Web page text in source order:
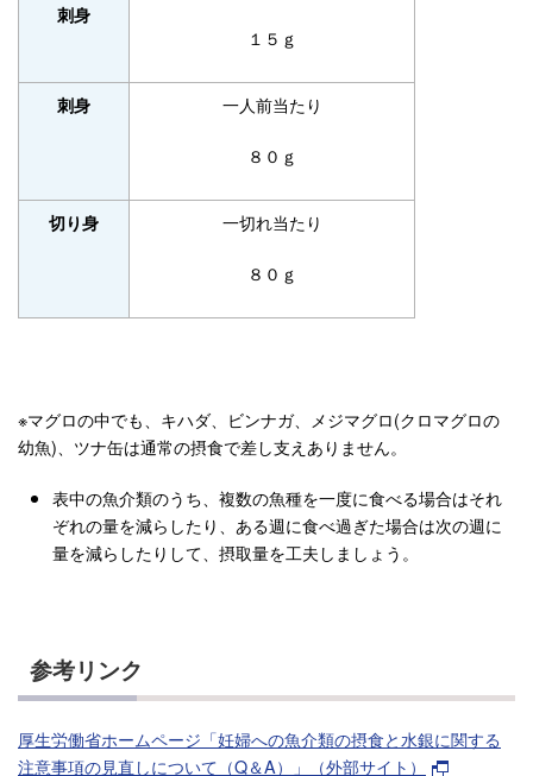
刺身
１５ｇ
刺身 一人前当たり
８０ｇ
切り身 一切れ当たり
８０ｇ
※マグロの中でも、キハダ、ビンナガ、メジマグロ(クロマグロの
幼魚)、ツナ缶は通常の摂食で差し支えありません。
表中の魚介類のうち、複数の魚種を一度に食べる場合はそれ
ぞれの量を減らしたり、ある週に食べ過ぎた場合は次の週に
量を減らしたりして、摂取量を工夫しましょう。
参考リンク
厚生労働省ホームページ「妊婦への魚介類の摂食と水銀に関する
注意事項の見直しについて（Q＆A）」（外部サイト）